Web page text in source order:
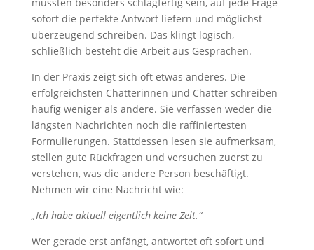
sofort die perfekte Antwort liefern und möglichst
überzeugend schreiben. Das klingt logisch,
schließlich besteht die Arbeit aus Gesprächen.
In der Praxis zeigt sich oft etwas anderes. Die
erfolgreichsten Chatterinnen und Chatter schreiben
häufig weniger als andere. Sie verfassen weder die
längsten Nachrichten noch die raffiniertesten
Formulierungen. Stattdessen lesen sie aufmerksam,
stellen gute Rückfragen und versuchen zuerst zu
verstehen, was die andere Person beschäftigt.
Nehmen wir eine Nachricht wie:
„Ich habe aktuell eigentlich keine Zeit.“
Wer gerade erst anfängt, antwortet oft sofort und